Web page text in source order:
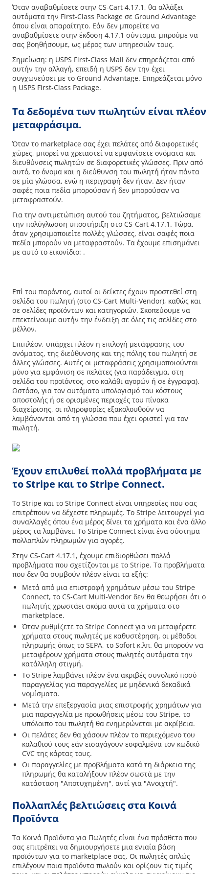
Όταν αναβαθμίσετε στην CS-Cart 4.17.1, θα αλλάξει
αυτόματα την First-Class Package σε Ground Advantage
όπου είναι απαραίτητο. Εάν δεν μπορείτε να
αναβαθμίσετε στην έκδοση 4.17.1 σύντομα, μπρούμε να
σας βοηθήσουμε, ως μέρος των υπηρεσιών τους.
Σημείωση: η USPS First-Class Mail δεν επηρεάζεται από
αυτήν την αλλαγή, επειδή η USPS δεν την έχει
συγχωνεύσει με το Ground Advantage. Επηρεάζεται μόνο
η USPS First-Class Package.
Τα δεδομένα των πωλητών είναι πλέον
μεταφράσιμα.
Όταν το marketplace σας έχει πελάτες από διαφορετικές
χώρες, μπορεί να χρειαστεί να εμφανίσετε ονόματα και
διευθύνσεις πωλητών σε διαφορετικές γλώσσες. Πριν από
αυτό, το όνομα και η διεύθυνση του πωλητή ήταν πάντα
σε μία γλώσσα, ενώ η περιγραφή δεν ήταν. Δεν ήταν
σαφές ποια πεδία μπορούσαν ή δεν μπορούσαν να
μεταφραστούν.
Για την αντιμετώπιση αυτού του ζητήματος, βελτιώσαμε
την πολύγλωσση υποστήριξη στο CS-Cart 4.17.1. Τώρα,
όταν χρησιμοποιείτε πολλές γλώσσες, είναι σαφές ποια
πεδία μπορούν να μεταφραστούν. Τα έχουμε επισημάνει
με αυτό το εικονίδιο: .
Επί του παρόντος, αυτοί οι δείκτες έχουν προστεθεί στη
σελίδα του πωλητή (στο CS-Cart Multi-Vendor), καθώς και
σε σελίδες προϊόντων και κατηγοριών. Σκοπεύουμε να
επεκτείνουμε αυτήν την ένδειξη σε όλες τις σελίδες στο
μέλλον.
Επιπλέον, υπάρχει πλέον η επιλογή μετάφρασης του
ονόματος, της διεύθυνσης και της πόλης του πωλητή σε
άλλες γλώσσες. Αυτές οι μεταφράσεις χρησιμοποιούνται
μόνο για εμφάνιση σε πελάτες (για παράδειγμα, στη
σελίδα του προϊόντος, στο καλάθι αγορών ή σε έγγραφα).
Ωστόσο, για τον αυτόματο υπολογισμό του κόστους
αποστολής ή σε ορισμένες περιοχές του πίνακα
διαχείρισης, οι πληροφορίες εξακολουθούν να
λαμβάνονται από τη γλώσσα που έχει οριστεί για τον
πωλητή.
Έχουν επιλυθεί πολλά προβλήματα με
το Stripe και το Stripe Connect.
Το Stripe και το Stripe Connect είναι υπηρεσίες που σας
επιτρέπουν να δέχεστε πληρωμές. Το Stripe λειτουργεί για
συναλλαγές όπου ένα μέρος δίνει τα χρήματα και ένα άλλο
μέρος τα λαμβάνει. Το Stripe Connect είναι ένα σύστημα
πολλαπλών πληρωμών για αγορές.
Στην CS-Cart 4.17.1, έχουμε επιδιορθώσει πολλά
προβλήματα που σχετίζονται με το Stripe. Τα προβλήματα
που δεν θα συμβούν πλέον είναι τα εξής:
Μετά από μια επιστροφή χρημάτων μέσω του Stripe
Connect, το CS-Cart Multi-Vendor δεν θα θεωρήσει ότι ο
πωλητής χρωστάει ακόμα αυτά τα χρήματα στο
marketplace.
Όταν ρυθμίζετε το Stripe Connect για να μεταφέρετε
χρήματα στους πωλητές με καθυστέρηση, οι μέθοδοι
πληρωμής όπως το SEPA, το Sofort κ.λπ. θα μπορούν να
μεταφέρουν χρήματα στους πωλητές αυτόματα την
κατάλληλη στιγμή.
Το Stripe λαμβάνει πλέον ένα ακριβές συνολικό ποσό
παραγγελίας για παραγγελίες με μηδενικά δεκαδικά
νομίσματα.
Μετά την επεξεργασία μιας επιστροφής χρημάτων για
μια παραγγελία με προωθήσεις μέσω του Stripe, το
υπόλοιπο του πωλητή θα ενημερώνεται με ακρίβεια.
Οι πελάτες δεν θα χάσουν πλέον το περιεχόμενο του
καλαθιού τους εάν εισαγάγουν εσφαλμένα τον κωδικό
CVC της κάρτας τους.
Οι παραγγελίες με προβλήματα κατά τη διάρκεια της
πληρωμής θα καταλήξουν πλέον σωστά με την
κατάσταση "Αποτυχημένη", αντί για "Ανοιχτή".
Πολλαπλές βελτιώσεις στα Κοινά
Προϊόντα
Τα Κοινά Προϊόντα για Πωλητές είναι ένα πρόσθετο που
σας επιτρέπει να δημιουργήσετε μια ενιαία βάση
προϊόντων για το marketplace σας. Οι πωλητές απλώς
επιλέγουν ποια προϊόντα πωλούν και ορίζουν τις τιμές